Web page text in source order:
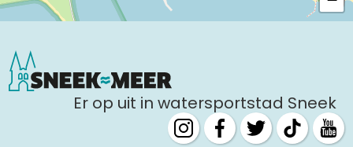
Er op uit in watersportstad Sneek